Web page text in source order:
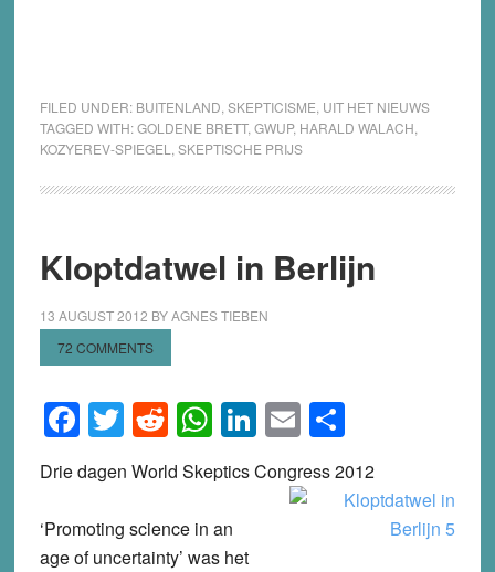
FILED UNDER: BUITENLAND SKEPTICISME UIT HET NIEUWS
TAGGED WITH:GOLDENE BRETT, GWUP, HARALD WALACH
KOZYEREV-SPIEGEL
SKEPTISCHE PRIJS
Kloptdatwel in Berlijn
13 AUGUST 2012 BYAGNES TIEBEN
72 COMMENTS
Facebook
Twitter
Reddit
WhatsApp
LinkedIn
EmailShare
Drie dagen World Skeptics Congress 2012
‘Promoting science in an
age of uncertainty’ was het